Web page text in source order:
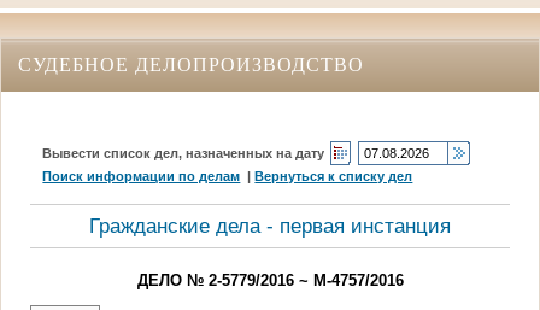
СУДЕБНОЕ ДЕЛОПРОИЗВОДСТВО
Вывести список дел, назначенных на дату
Поиск информации по делам |Вернуться к списку дел
Гражданские дела - первая инстанция
ДЕЛО № 2-5779/2016 ~ М-4757/2016